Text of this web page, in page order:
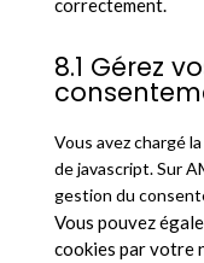
correctement.
8.1 Gérez
Vous avez chargé
de javascript. Sur
gestion du
Vous pouvez
cookies par votre